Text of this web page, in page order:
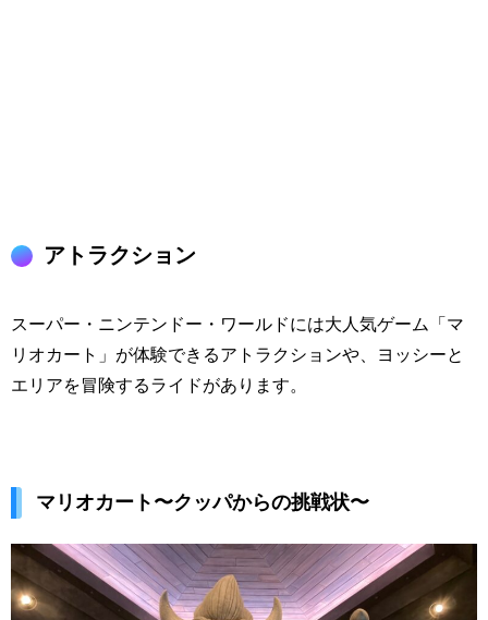
アトラクション
スーパー・ニンテンドー・ワールドには大人気ゲーム「マ
リオカート」が体験できるアトラクションや、ヨッシーと
エリアを冒険するライドがあります。
マリオカート〜クッパからの挑戦状〜